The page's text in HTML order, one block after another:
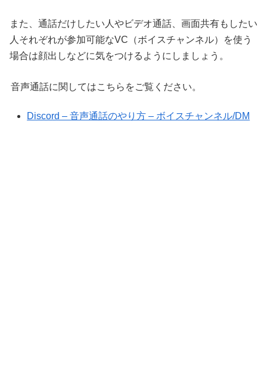
また、通話だけしたい人やビデオ通話、画面共有もしたい
人それぞれが参加可能なVC（ボイスチャンネル）を使う
場合は顔出しなどに気をつけるようにしましょう。
音声通話に関してはこちらをご覧ください。
Discord – 音声通話のやり方 – ボイスチャンネル/DM